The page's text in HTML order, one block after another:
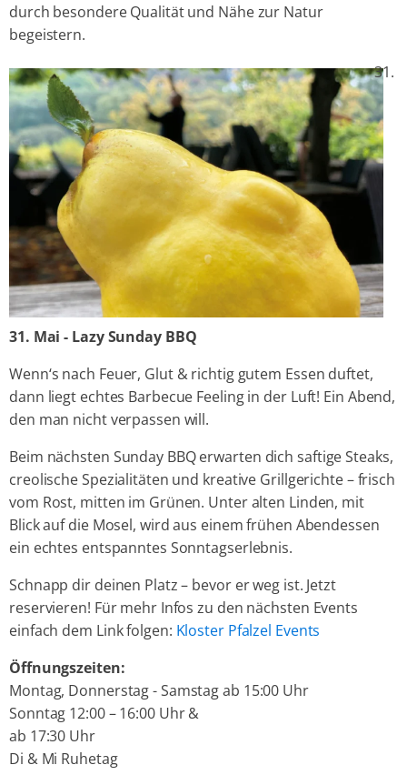
durch besondere Qualität und Nähe zur Natur
begeistern.
31. Mai - Lazy Sunday BBQ
Wenn‘s nach Feuer, Glut & richtig gutem Essen duftet,
dann liegt echtes Barbecue Feeling in der Luft! Ein Abend,
den man nicht verpassen will.
Beim nächsten Sunday BBQ erwarten dich saftige Steaks,
creolische Spezialitäten und kreative Grillgerichte – frisch
vom Rost, mitten im Grünen. Unter alten Linden, mit
Blick auf die Mosel, wird aus einem frühen Abendessen
ein echtes entspanntes Sonntagserlebnis.
Schnapp dir deinen Platz – bevor er weg ist. Jetzt
reservieren! Für mehr Infos zu den nächsten Events
einfach dem Link folgen: Kloster Pfalzel Events
Öffnungszeiten:
Montag, Donnerstag - Samstag ab 15:00 Uhr
Sonntag 12:00 – 16:00 Uhr &
ab 17:30 Uhr
Di & Mi Ruhetag